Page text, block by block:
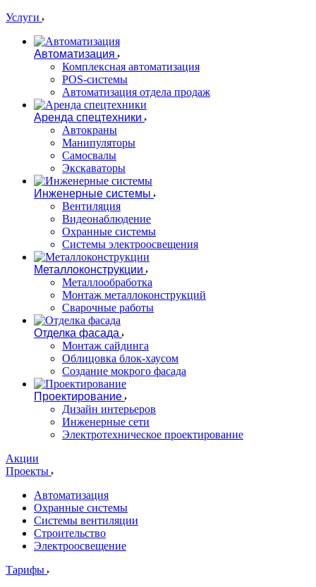
Услуги
Автоматизация
Комплексная автоматизация
POS-системы
Автоматизация отдела продаж
Аренда спецтехники
Автокраны
Манипуляторы
Самосвалы
Экскаваторы
Инженерные системы
Вентиляция
Видеонаблюдение
Охранные системы
Системы электроосвещения
Металлоконструкции
Металлообработка
Монтаж металлоконструкций
Сварочные работы
Отделка фасада
Монтаж сайдинга
Облицовка блок-хаусом
Создание мокрого фасада
Проектирование
Дизайн интерьеров
Инженерные сети
Электротехническое проектирование
Акции
Проекты
Автоматизация
Охранные системы
Системы вентиляции
Строительство
Электроосвещение
Тарифы